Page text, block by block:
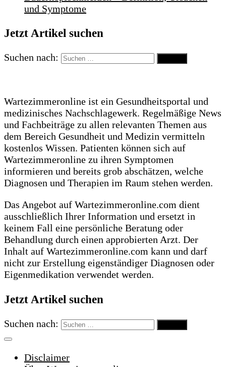
und Symptome
Jetzt Artikel suchen
Suchen nach:
Wartezimmeronline ist ein Gesundheitsportal und
medizinisches Nachschlagewerk. Regelmäßige News
und Fachbeiträge zu allen relevanten Themen aus
dem Bereich Gesundheit und Medizin vermitteln
kostenlos Wissen. Patienten können sich auf
Wartezimmeronline zu ihren Symptomen
informieren und bereits grob abschätzen, welche
Diagnosen und Therapien im Raum stehen werden.
Das Angebot auf Wartezimmeronline.com dient
ausschließlich Ihrer Information und ersetzt in
keinem Fall eine persönliche Beratung oder
Behandlung durch einen approbierten Arzt. Der
Inhalt auf Wartezimmeronline.com kann und darf
nicht zur Erstellung eigenständiger Diagnosen oder
Eigenmedikation verwendet werden.
Jetzt Artikel suchen
Suchen nach:
Disclaimer